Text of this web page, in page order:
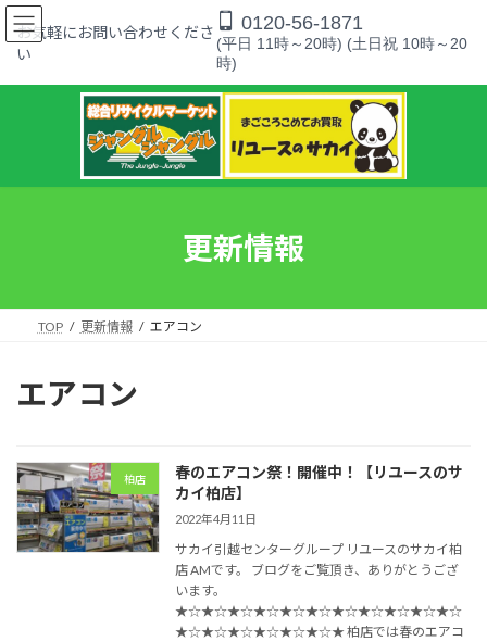
コ
ン
ッ
ナ
ビ
移
お気軽にお問い合わせくださ
い
0120-56-1871
(平日 11時～20時) (土日祝 10時～20
時)
更新情報
TOP 更新情報 エアコン
エアコン
柏店
春のエアコン祭！開催中！【リユースのサ
カイ柏店】
2022年4月11日
サカイ引越センターグループ リユースのサカイ柏
店 AMです。 ブログをご覧頂き、ありがとうござ
います。
★☆★☆★☆★☆★☆★☆★☆★☆★☆★☆★☆
★☆★☆★☆★☆★☆★☆★ 柏店では春のエアコ